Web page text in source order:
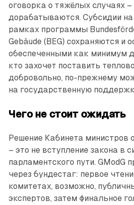
оговорка о тяжёлых случаях –
дорабатываются. Субсидии на
рамках программы
Gebäude (BEG) сохраняются и
обеспеченными как минимум
кто захочет поставить
добровольно, по-прежнему
на государственную
Чего не стоит ожидать
Решение Кабинета министров
– это не вступление закона в
парламентского пути. GModG
через бундестаг: первое
комитетах, возможно,
экспертов, затем финальное